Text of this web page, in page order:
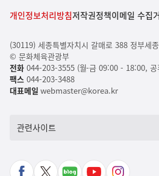
개인정보처리방침저작권정책이메일 수집
(30119) 세종특별자치시 갈매로 388 정부세
© 문화체육관광부
전화044-203-3555 (월-금 09:00 - 18:00, 공
팩스044-203-3488
대표메일 webmaster@korea.kr
관련사이트